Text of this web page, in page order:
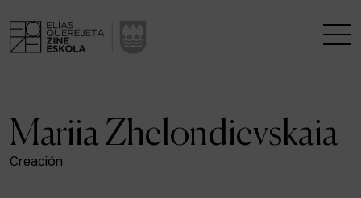
CENTRO DE INVESTIGACIÓN
Mariia Zhelondievskaia
Creación